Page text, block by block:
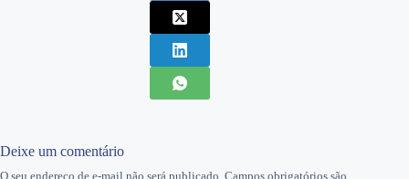
Deixe um comentário
O seu endereço de e-mail não será publicado. Campos obrigatórios são